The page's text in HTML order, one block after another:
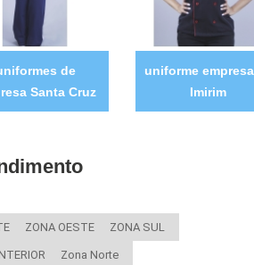
de
Santa Cruz
uniforme
Imirim
ZONA OESTE ZONA SUL
Zona Norte